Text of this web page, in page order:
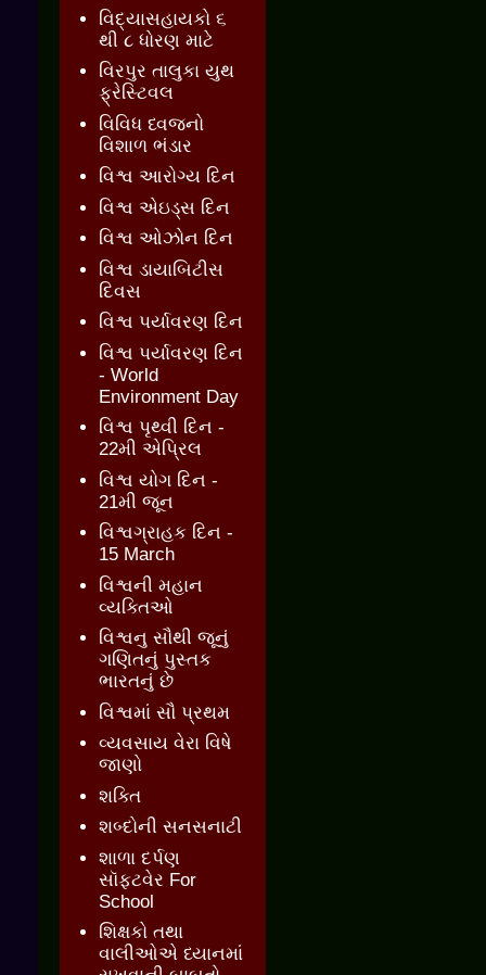
વિદ્યાસહાયકો ૬
થી ૮ ધોરણ માટે
વિરપુર તાલુકા યુથ
ફ્રેસ્ટિવલ
વિવિધ ધ્વજનો
વિશાળ ભંડાર
વિશ્વ આરોગ્ય દિન
વિશ્વ એઇડ્સ દિન
વિશ્વ ઓઝોન દિન
વિશ્વ ડાયાબિટીસ
દિવસ
વિશ્વ પર્યાવરણ દિન
વિશ્વ પર્યાવરણ દિન
- World
Environment Day
વિશ્વ પૃથ્વી દિન -
22મી એપ્રિલ
વિશ્વ યોગ દિન -
21મી જૂન
વિશ્વગ્રાહક દિન -
15 March
વિશ્વની મહાન
વ્યક્તિઓ
વિશ્વનુ સૌથી જૂનું
ગણિતનું પુસ્તક
ભારતનું છે
વિશ્વમાં સૌ પ્રથમ
વ્યવસાય વેરા વિષે
જાણો
શક્તિ
શબ્દોની સનસનાટી
શાળા દર્પણ
સૉફ્ટવેર For
School
શિક્ષકો તથા
વાલીઓએ ધ્યાનમાં